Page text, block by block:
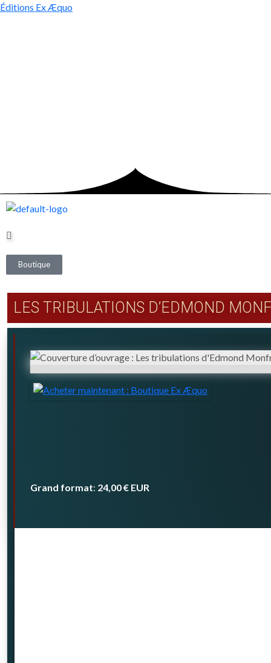
Éditions Ex Æquo
Boutique
LES TRIBULATIONS D’EDMOND
Grand format: 24,00 € EUR